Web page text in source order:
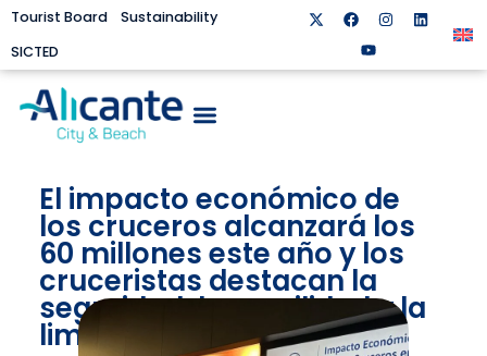
Tourist Board
Sustainability
SICTED
El impacto económico de
los cruceros alcanzará los
60 millones este año y los
cruceristas destacan la
seguridad, la movilidad y la
limpieza